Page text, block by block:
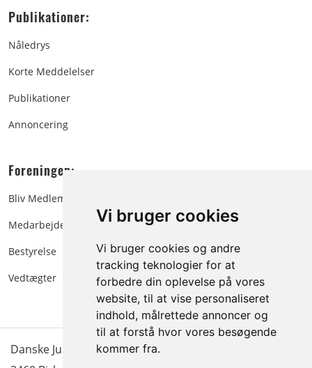
Vi bruger cookies
Vi bruger cookies og andre
tracking teknologier for at
forbedre din oplevelse på vores
website, til at vise personaliseret
indhold, målrettede annoncer og
til at forstå hvor vores besøgende
kommer fra.
Publikationer:
Nåledrys
Korte Meddelelser
Publikationer
Annoncering
Foreningen:
Bliv Medlem
Medarbejdere
Bestyrelse
Vedtægter
Danske Juletræer - træer & grønt | Blokken 15 | DK-